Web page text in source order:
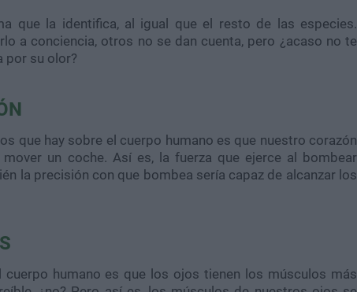
que la identifica, al igual que el resto de las especies.
a conciencia, otros no se dan cuenta, pero ¿acaso no te
por su olor?
que hay sobre el cuerpo humano es que nuestro corazón
un coche. Así es, la fuerza que ejerce al bombear
la precisión con que bombea sería capaz de alcanzar los
humano es que los ojos tienen los músculos más